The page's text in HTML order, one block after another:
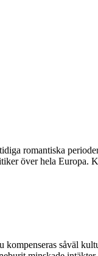
romantiska
över hela
såväl